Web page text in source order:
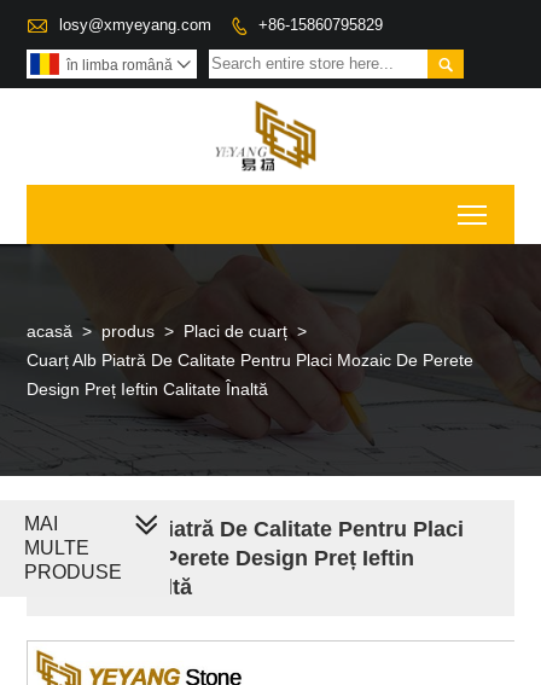
 losy@xmyeyang.com  +86-15860795829

în limba română 
acasă > produs > Placi de cuarț >
Cuarț Alb Piatră De Calitate Pentru Placi Mozaic De Perete
Design Preț Ieftin Calitate Înaltă
Cuarț Alb Piatră De Calitate Pentru Placi
Mozaic De Perete Design Preț Ieftin
Calitate Înaltă
MAI
MULTE
PRODUSE